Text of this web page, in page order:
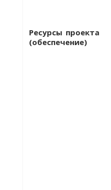
Ресурсы проекта
(обеспечение)